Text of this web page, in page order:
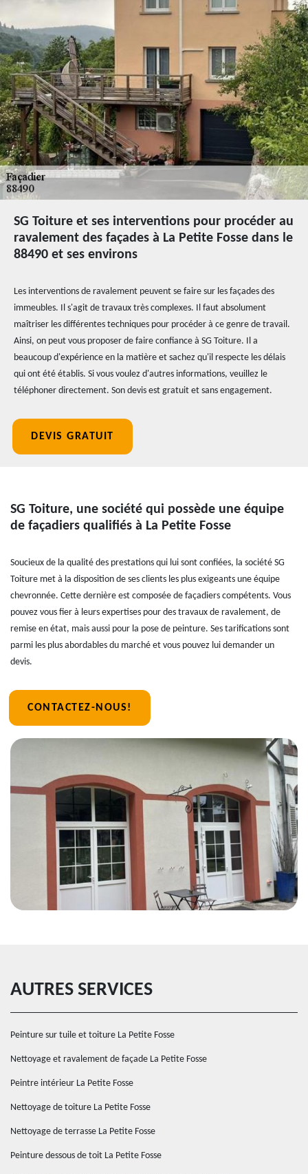
SG Toiture et ses interventions pour procéder au
ravalement des façades à La Petite Fosse dans le
88490 et ses environs
Les interventions de ravalement peuvent se faire sur les façades des
immeubles. Il s'agit de travaux très complexes. Il faut absolument
maîtriser les différentes techniques pour procéder à ce genre de travail.
Ainsi, on peut vous proposer de faire confiance à SG Toiture. Il a
beaucoup d'expérience en la matière et sachez qu'il respecte les délais
qui ont été établis. Si vous voulez d'autres informations, veuillez le
téléphoner directement. Son devis est gratuit et sans engagement.
DEVIS GRATUIT
SG Toiture, une société qui possède une équipe
de façadiers qualifiés à La Petite Fosse
Soucieux de la qualité des prestations qui lui sont confiées, la société SG
Toiture met à la disposition de ses clients les plus exigeants une équipe
chevronnée. Cette dernière est composée de façadiers compétents. Vous
pouvez vous fier à leurs expertises pour des travaux de ravalement, de
remise en état, mais aussi pour la pose de peinture. Ses tarifications sont
parmi les plus abordables du marché et vous pouvez lui demander un
devis.
CONTACTEZ-NOUS!
AUTRES SERVICES
Peinture sur tuile et toiture La Petite Fosse
Nettoyage et ravalement de façade La Petite Fosse
Peintre intérieur La Petite Fosse
Nettoyage de toiture La Petite Fosse
Nettoyage de terrasse La Petite Fosse
Peinture dessous de toit La Petite Fosse